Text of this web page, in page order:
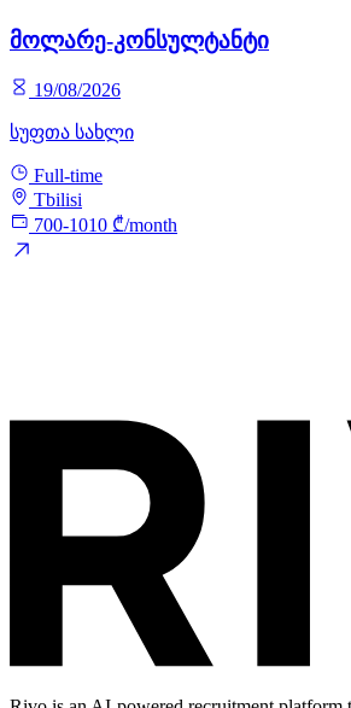
მოლარე-კონსულტანტი
19/08/2026
სუფთა სახლი
Full-time
Tbilisi
700-1010 ₾/month